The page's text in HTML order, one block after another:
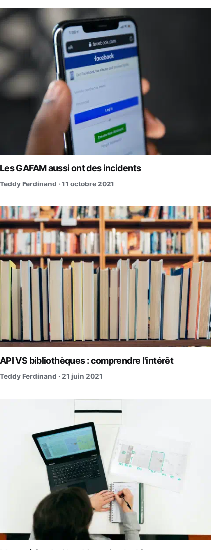
Les GAFAM aussi ont des incidents
Teddy Ferdinand · 11 octobre 2021
API VS bibliothèques : comprendre l'intérêt
Teddy Ferdinand · 21 juin 2021